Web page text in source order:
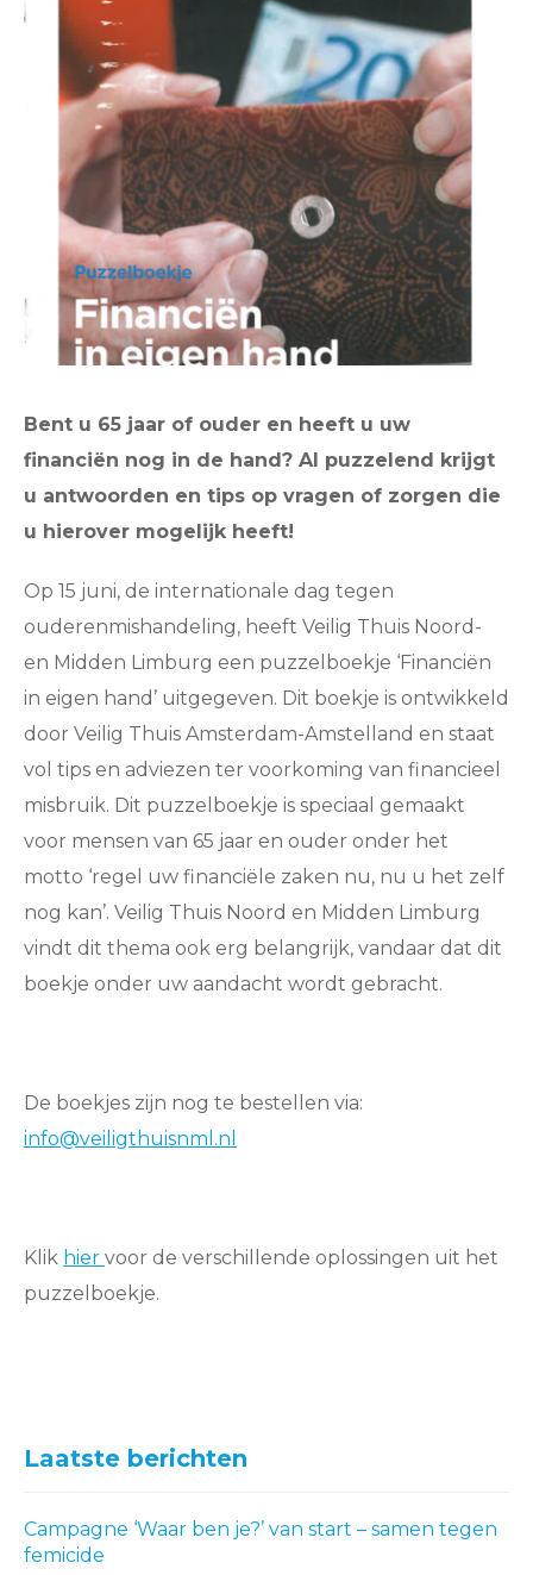
Bent u 65 jaar of ouder en heeft u uw
financiën nog in de hand? Al puzzelend krijgt
u antwoorden en tips op vragen of zorgen die
u hierover mogelijk heeft!
Op 15 juni, de internationale dag tegen
ouderenmishandeling, heeft Veilig Thuis Noord-
en Midden Limburg een puzzelboekje ‘Financiën
in eigen hand’ uitgegeven. Dit boekje is ontwikkeld
door Veilig Thuis Amsterdam-Amstelland en staat
vol tips en adviezen ter voorkoming van financieel
misbruik. Dit puzzelboekje is speciaal gemaakt
voor mensen van 65 jaar en ouder onder het
motto ‘regel uw financiële zaken nu, nu u het zelf
nog kan’. Veilig Thuis Noord en Midden Limburg
vindt dit thema ook erg belangrijk, vandaar dat dit
boekje onder uw aandacht wordt gebracht.
De boekjes zijn nog te bestellen via:
info@veiligthuisnml.nl
Klik hier voor de verschillende oplossingen uit het
puzzelboekje.
Laatste berichten
Campagne ‘Waar ben je?’ van start – samen tegen
femicide